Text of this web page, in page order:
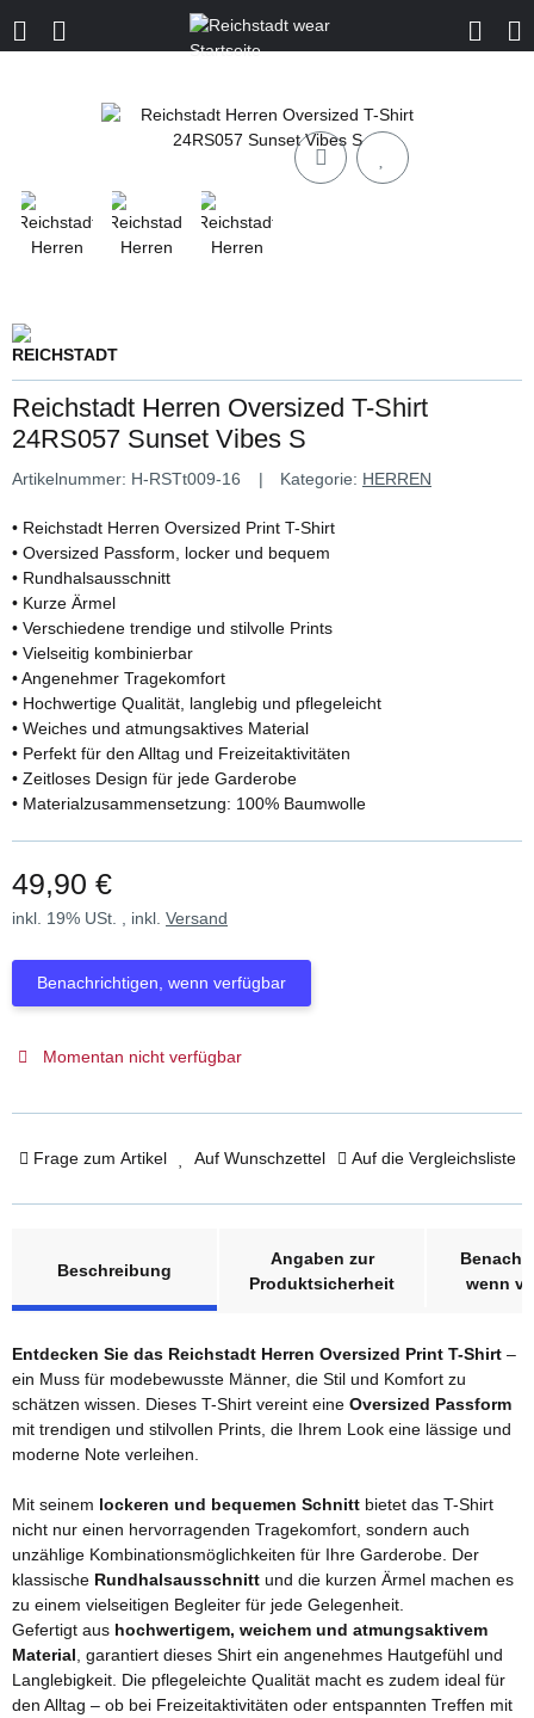
Reichstadt Herren Oversized T-Shirt
24RS057 Sunset Vibes S
Artikelnummer: H-RSTt009-16 Kategorie: HERREN
• Reichstadt Herren Oversized Print T-Shirt
• Oversized Passform, locker und bequem
• Rundhalsausschnitt
• Kurze Ärmel
• Verschiedene trendige und stilvolle Prints
• Vielseitig kombinierbar
• Angenehmer Tragekomfort
• Hochwertige Qualität, langlebig und pflegeleicht
• Weiches und atmungsaktives Material
• Perfekt für den Alltag und Freizeitaktivitäten
• Zeitloses Design für jede Garderobe
• Materialzusammensetzung: 100% Baumwolle
49,90 €
inkl. 19% USt. , inkl. Versand
Benachrichtigen, wenn verfügbar
Momentan nicht verfügbar
Frage zum Artikel Auf Wunschzettel Auf die Vergleichsliste
Beschreibung
Angaben zur
Produktsicherheit
wenn
Entdecken Sie das Reichstadt Herren Oversized Print T-Shirt –
ein Muss für modebewusste Männer, die Stil und Komfort zu
schätzen wissen. Dieses T-Shirt vereint eine Oversized Passform
mit trendigen und stilvollen Prints, die Ihrem Look eine lässige und
moderne Note verleihen.
Mit seinem lockeren und bequemen Schnitt bietet das T-Shirt
nicht nur einen hervorragenden Tragekomfort, sondern auch
unzählige Kombinationsmöglichkeiten für Ihre Garderobe. Der
klassische Rundhalsausschnitt und die kurzen Ärmel machen es
zu einem vielseitigen Begleiter für jede Gelegenheit.
Gefertigt aus hochwertigem, weichem und atmungsaktivem
Material , garantiert dieses Shirt ein angenehmes Hautgefühl und
Langlebigkeit. Die pflegeleichte Qualität macht es zudem ideal für
den Alltag – ob bei Freizeitaktivitäten oder entspannten Treffen mit